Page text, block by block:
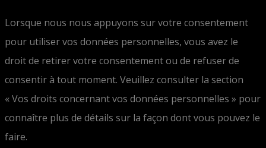
Lorsque nous nous appuyons sur votre consentement
pour utiliser vos données personnelles, vous avez le
droit de retirer votre consentement ou de refuser de
consentir à tout moment. Veuillez consulter la section
« Vos droits concernant vos données personnelles » pour
connaître plus de détails sur la façon dont vous pouvez le
faire.